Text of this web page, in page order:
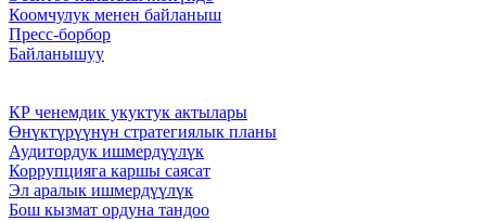
Коомчулук менен байланыш
Пресс-борбор
Байланышуу
КР ченемдик укуктук актылары
Өнүктүрүүнүн стратегиялык планы
Аудитордук ишмердүүлүк
Коррупцияга каршы саясат
Эл аралык ишмердүүлүк
Бош кызмат ордуна тандоо